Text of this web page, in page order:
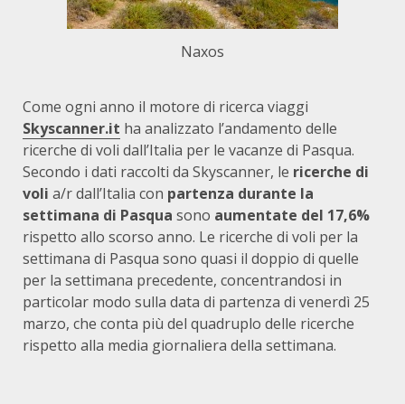
Naxos
Come ogni anno il motore di ricerca viaggi
Skyscanner.it ha analizzato l’andamento delle
ricerche di voli dall’Italia per le vacanze di Pasqua.
Secondo i dati raccolti da Skyscanner, le ricerche di
voli a/r dall’Italia con partenza durante la
settimana di Pasqua sono aumentate del 17,6%
rispetto allo scorso anno. Le ricerche di voli per la
settimana di Pasqua sono quasi il doppio di quelle
per la settimana precedente, concentrandosi in
particolar modo sulla data di partenza di venerdì 25
marzo, che conta più del quadruplo delle ricerche
rispetto alla media giornaliera della settimana.